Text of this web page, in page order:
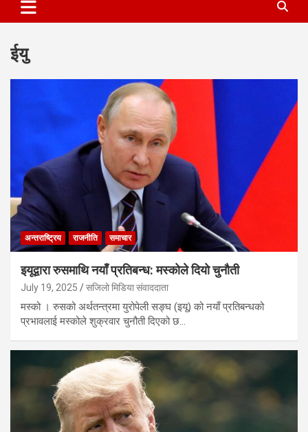
ईयु
अन्तराष्ट्रिय राजनीति समाचार
इयूद्वारा रुसमाथि नयाँ प्रतिबन्ध: मस्कोले दियो चुनौती
July 19, 2025 सजिलो मिडिया संवाददाता
मस्को । रुसको अर्थतन्त्रमा युरोपेली सङ्घ (इयू) को नयाँ प्रतिबन्धको
प्रभावलाई मस्कोले शुक्रवार चुनौती दिएको छ…